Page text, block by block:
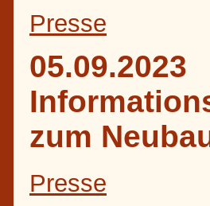
Presse
05.09.2023
zum
Presse